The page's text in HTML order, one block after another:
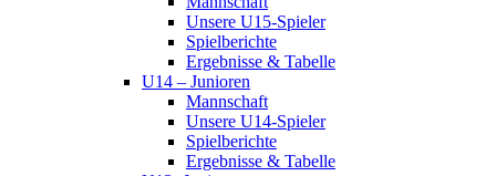
Unsere U15-Spieler
Spielberichte
Ergebnisse & Tabelle
U14 – Junioren
Mannschaft
Unsere U14-Spieler
Spielberichte
Ergebnisse & Tabelle